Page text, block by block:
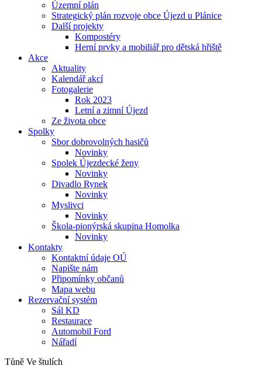
Územní plán
Strategický plán rozvoje obce Újezd u Plánice
Další projekty
Kompostéry
Herní prvky a mobiliář pro dětská hřiště
Akce
Aktuality
Kalendář akcí
Fotogalerie
Rok 2023
Letní a zimní Újezd
Ze života obce
Spolky
Sbor dobrovolných hasičů
Novinky
Spolek Újezdecké ženy
Novinky
Divadlo Rynek
Novinky
Myslivci
Novinky
Škola-pionýrská skupina Homolka
Novinky
Kontakty
Kontaktní údaje OÚ
Napište nám
Připomínky občanů
Mapa webu
Rezervační systém
Sál KD
Restaurace
Automobil Ford
Nářadí
Tůně Ve štulích